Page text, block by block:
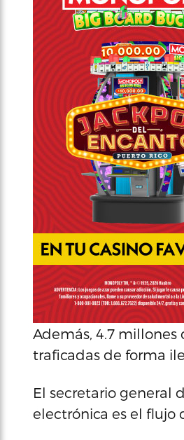
Además, 4.7
traficadas de forma
El secretario general
electrónica es el flujo